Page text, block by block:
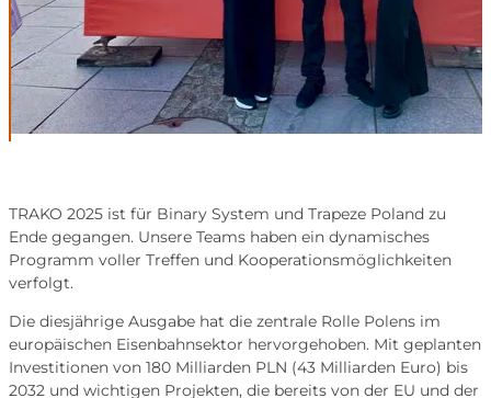
TRAKO 2025 ist für Binary System und Trapeze Poland zu
Ende gegangen. Unsere Teams haben ein dynamisches
Programm voller Treffen und Kooperationsmöglichkeiten
verfolgt.
Die diesjährige Ausgabe hat die zentrale Rolle Polens im
europäischen Eisenbahnsektor hervorgehoben. Mit geplanten
Investitionen von 180 Milliarden PLN (43 Milliarden Euro) bis
2032 und wichtigen Projekten, die bereits von der EU und der